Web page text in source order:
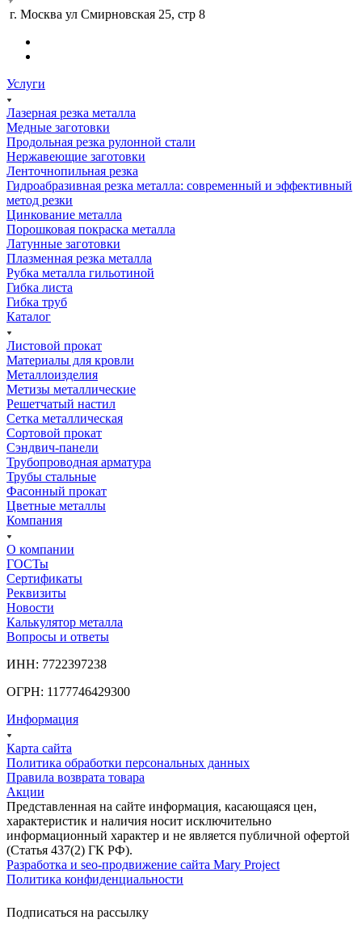
г. Москва ул Смирновская 25, стр 8
Услуги
Лазерная резка металла
Медные заготовки
Продольная резка рулонной стали
Нержавеющие заготовки
Ленточнопильная резка
Гидроабразивная резка металла: современный и эффективный
метод резки
Цинкование металла
Порошковая покраска металла
Латунные заготовки
Плазменная резка металла
Рубка металла гильотиной
Гибка листа
Гибка труб
Каталог
Листовой прокат
Материалы для кровли
Металлоизделия
Метизы металлические
Решетчатый настил
Сетка металлическая
Сортовой прокат
Сэндвич-панели
Трубопроводная арматура
Трубы стальные
Фасонный прокат
Цветные металлы
Компания
О компании
ГОСТы
Сертификаты
Реквизиты
Новости
Калькулятор металла
Вопросы и ответы
ИНН: 7722397238
ОГРН: 1177746429300
Информация
Карта сайта
Политика обработки персональных данных
Правила возврата товара
Акции
Представленная на сайте информация, касающаяся цен,
характеристик и наличия носит исключительно
информационный характер и не является публичной офертой
(Статья 437(2) ГК РФ).
Разработка и seo-продвижение сайта Mary Project
Политика конфиденциальности
Подписаться на рассылку